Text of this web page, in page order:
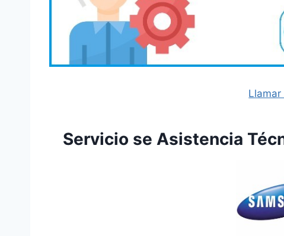
Llamar
Servicio se Asistencia